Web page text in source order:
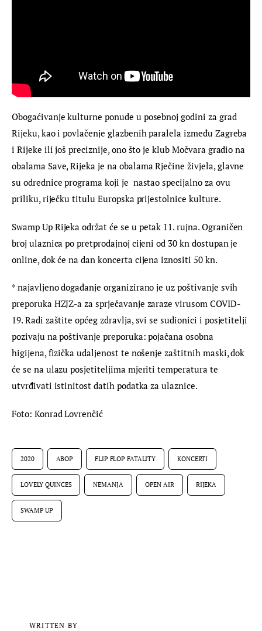
Obogaćivanje kulturne ponude u posebnoj godini za grad
Rijeku, kao i povlačenje glazbenih paralela između Zagreba
i Rijeke ili još preciznije, ono što je klub Močvara gradio na
obalama Save, Rijeka je na obalama Rječine živjela, glavne
su odrednice programa koji je  nastao specijalno za ovu
priliku, riječku titulu Europska prijestolnice kulture.
Swamp Up Rijeka održat će se u petak 11. rujna. Ograničen
broj ulaznica po pretprodajnoj cijeni od 30 kn dostupan je
online, dok će na dan koncerta cijena iznositi 50 kn.
* najavljeno događanje organizirano je uz poštivanje svih
preporuka HZJZ-a za sprječavanje zaraze virusom COVID-
19. Radi zaštite općeg zdravlja, svi se sudionici i posjetitelji
pozivaju na poštivanje preporuka: pojačana osobna
higijena, fizička udaljenost te nošenje zaštitnih maski, dok
će se na ulazu posjetiteljima mjeriti temperatura te
utvrđivati istinitost datih podatka za ulaznice.
Foto: Konrad Lovrenčić
2020 ABOP FLIP FLOP FATALITY KONCERTI
LOVELY QUINCES NEMANJA OPEN AIR RIJEKA
SWAMP UP
WRITTEN BY